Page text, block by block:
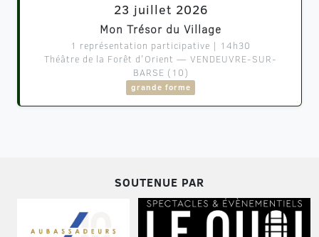
23 juillet 2026
Mon Trésor du Village
1 représentation participative | 14h30
Théâtre de la Forêt d'Orient — VENDEUVRE-SUR-
BARSE (10)
grande forme
Soutenue par